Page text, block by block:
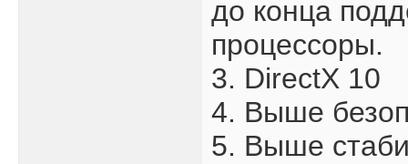
до конца
процессоры.
3. DirectX 10
4. Выше
5. Выше